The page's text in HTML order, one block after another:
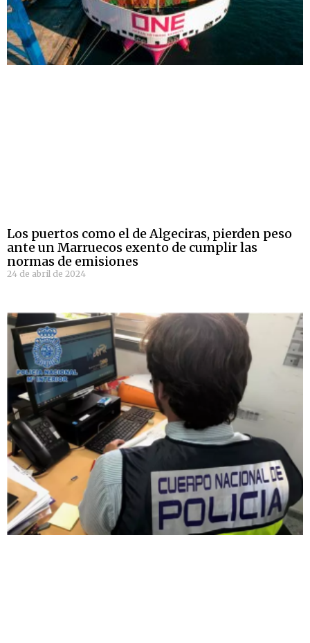
Los puertos como el de Algeciras, pierden peso
ante un Marruecos exento de cumplir las
normas de emisiones
24 de abril de 2024